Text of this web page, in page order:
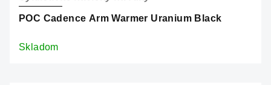
POC Cadence Arm Warmer Uranium Black
Skladom